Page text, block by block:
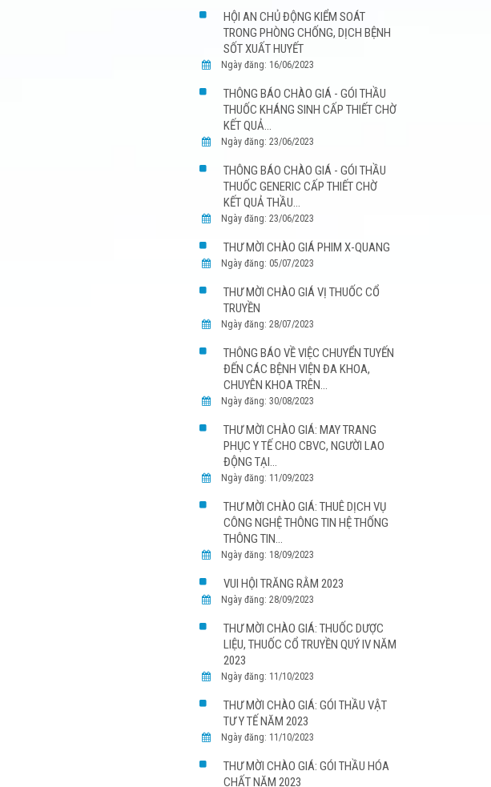
HỘI AN CHỦ ĐỘNG KIỂM SOÁT
TRONG PHÒNG CHỐNG, DỊCH BỆNH
SỐT XUẤT HUYẾT
Ngày đăng: 16/06/2023
THÔNG BÁO CHÀO GIÁ - GÓI THẦU
THUỐC KHÁNG SINH CẤP THIẾT CHỜ
KẾT QUẢ...
Ngày đăng: 23/06/2023
THÔNG BÁO CHÀO GIÁ - GÓI THẦU
THUỐC GENERIC CẤP THIẾT CHỜ
KẾT QUẢ THẦU...
Ngày đăng: 23/06/2023
THƯ MỜI CHÀO GIÁ PHIM X-QUANG
Ngày đăng: 05/07/2023
THƯ MỜI CHÀO GIÁ VỊ THUỐC CỔ
TRUYỀN
Ngày đăng: 28/07/2023
THÔNG BÁO VỀ VIỆC CHUYỂN TUYẾN
ĐẾN CÁC BỆNH VIỆN ĐA KHOA,
CHUYÊN KHOA TRÊN...
Ngày đăng: 30/08/2023
THƯ MỜI CHÀO GIÁ: MAY TRANG
PHỤC Y TẾ CHO CBVC, NGƯỜI LAO
ĐỘNG TẠI...
Ngày đăng: 11/09/2023
THƯ MỜI CHÀO GIÁ: THUÊ DỊCH VỤ
CÔNG NGHỆ THÔNG TIN HỆ THỐNG
THÔNG TIN...
Ngày đăng: 18/09/2023
VUI HỘI TRĂNG RẰM 2023
Ngày đăng: 28/09/2023
THƯ MỜI CHÀO GIÁ: THUỐC DƯỢC
LIỆU, THUỐC CỔ TRUYỀN QUÝ IV NĂM
2023
Ngày đăng: 11/10/2023
THƯ MỜI CHÀO GIÁ: GÓI THẦU VẬT
TƯ Y TẾ NĂM 2023
Ngày đăng: 11/10/2023
THƯ MỜI CHÀO GIÁ: GÓI THẦU HÓA
CHẤT NĂM 2023